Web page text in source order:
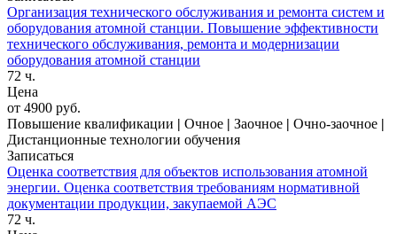
Организация технического обслуживания и ремонта систем и
оборудования атомной станции. Повышение эффективности
технического обслуживания, ремонта и модернизации
оборудования атомной станции
72 ч.
Цена
от 4900 руб.
Повышение квалификации | Очное | Заочное | Очно-заочное |
Дистанционные технологии обучения
Записаться
Оценка соответствия для объектов использования атомной
энергии. Оценка соответствия требованиям нормативной
документации продукции, закупаемой АЭС
72 ч.